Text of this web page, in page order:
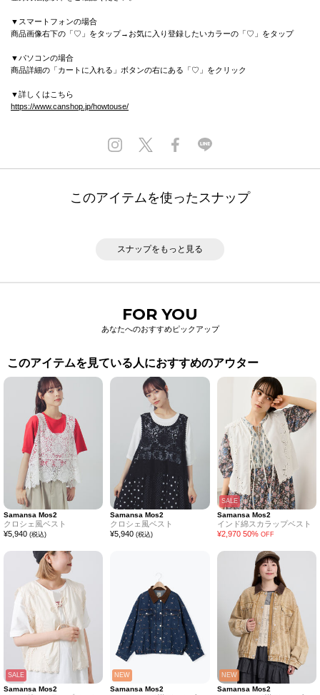
▼スマートフォンの場合
商品画像右下の「♡」をタップ→お気に入り登録したいカラーの「♡」をタップ
▼パソコンの場合
商品詳細の「カートに入れる」ボタンの右にある「♡」をクリック
▼詳しくはこちら
https://www.canshop.jp/howtouse/
このアイテムを使ったスナップ
スナップをもっと見る
FOR YOU
あなたへのおすすめピックアップ
このアイテムを見ている人におすすめのアウター
Samansa Mos2
クロシェ風ベスト
¥5,940 (税込)
Samansa Mos2
クロシェ風ベスト
¥5,940 (税込)
SALE
Samansa Mos2
インド綿スカラップベスト
¥2,970 50% OFF
SALE
Samansa Mos2
NEW
Samansa Mos2
NEW
Samansa Mos2